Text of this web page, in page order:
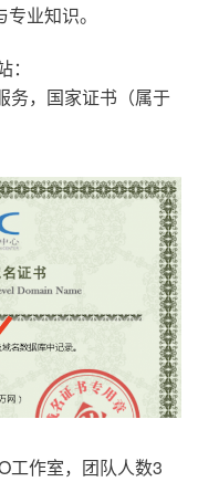
业知识。
务，国家证书（属于
工作室，团队人数3